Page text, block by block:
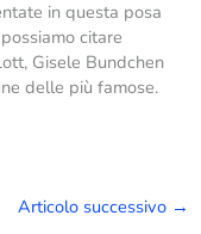
in questa posa
citare
Gisele Bundchen
delle più famose.
Articolo successivo →